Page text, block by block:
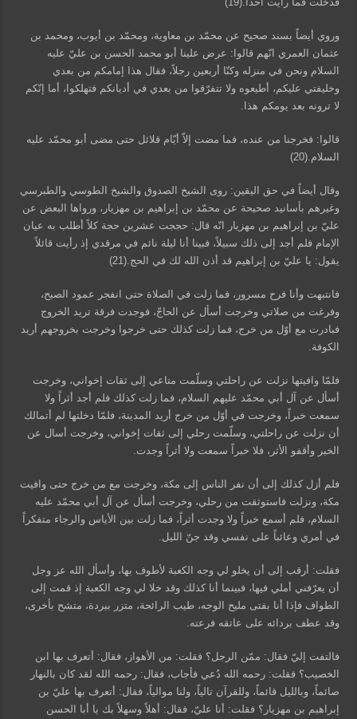
وروي أيضاً بسند صحيح عن محمّد بن معاوية، ومحمّد بن أيوب، ومحمد بن
عثمان العمري انّهم قالوا: عرض علينا أبو محمد الحسن بن عليّ عليه
السلام ونحن في منزله وكنّا أربعين رجلاً، فقال هذا إمامكم من بعدي
وخليفتي عليكم، أطيعوه ولا تتفرّقوا من بعدي في أديانكم فتهلكوا، أما إنّكم
لا ترونه بعد يومكم هذا.
قالوا: فخرجنا من عنده، فما مضت إلاّ أيّام قلائل حتى مضى أبو محمّد عليه
السلام.(20)
وقال أيضاً في حق اليقين: روى الشيخ الصدوق والشيخ الطوسي والطبرسي
وغيرهم بأسانيد صحيحة عن محمّد بن إبراهيم بن مهزيار، ورواها البعض عن
عليّ بن إبراهيم بن مهزيار انّه قال: حججت عشرين حجة كلاً أطلب به عيان
الإمام فلم أجد إلى ذلك سبيلاً، فبينا أنا ليلة نائم في مرقدي إذ رأيت قائلاً
يقول: يا عليّ بن إبراهيم قد أذن الله لك في الحج.(21)
فانتبهت وأنا فرح مسرور، فما زلت في الصلاة حتى انفجر عمود الصبح،
وفرغت من صلاتي وخرجت أسأل عن الحاجّ، فوجدت فرقة تريد الخروج
فبادرت مع أوّل من خرج، فما زلت كذلك حتى خرجوا وخرجت بخروجهم أريد
الكوفة.
فلمّا وافيتها نزلت عن راحلتي وسلّمت متاعي إلى ثقات إخواني، وخرجت
أسأل عن آل أبي محمّد عليهم السلام، فما زلت كذلك فلم أجد أثراً ولا
سمعت خبراً، وخرجت في أوّل من خرج أريد المدينة، فلمّا دخلتها لم أتمالك
أن نزلت عن راحلتي، وسلّمت رحلي إلى ثقات إخواني، وخرجت أسال عن
الخبر وأقفو الأثر، فلا خبراً سمعت ولا أثراً وجدت.
فلم أزل كذلك إلى أن نفر الناس إلى مكة، وخرجت مع من خرج حتى وافيت
مكة، ونزلت فاستوثقت من رحلي، وخرجت أسأل عن آل أبي محمّد عليه
السلام، فلم أسمع خبراً ولا وجدت أثراً، فما زلت بين الأياس والرجاء متفكراً
في أمري وعائباً على نفسي وقد جنّ الليل.
فقلت: أرقب إلى أن يخلو لي وجه الكعبة لأطوف بها، وأسأل الله عز وجل
أن يعرّفني أملي فيها، فبينما أنا كذلك وقد خلا لي وجه الكعبة إذ قمت إلى
الطواف فإذا أنا بفتى مليح الوجه، طيب الرائحة، متزر ببردة، متشح بأخرى،
وقد عطف بردائه على عاتقه فرعته.
فالتفت إليّ فقال: ممّن الرجل؟ فقلت: من الأهواز، فقال: أتعرف بها ابن
الخصيب؟ فقلت: رحمه الله دُعي فأجاب، فقال: رحمه الله لقد كان بالنهار
صائماً، وبالليل قائماً، وللقرآن تالياً، ولنا موالياً، فقال: أتعرف بها عليّ بن
إبراهيم بن مهزيار؟ فقلت: أنا عليّ، فقال: أهلاً وسهلاً بك يا أبا الحسن